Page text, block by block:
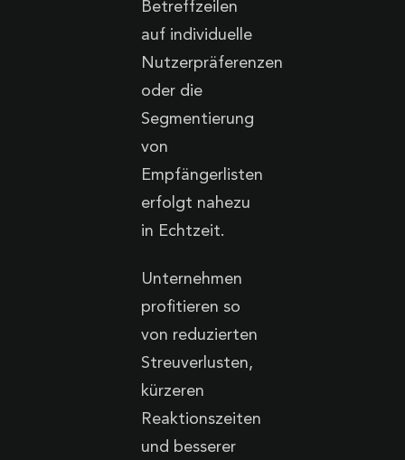
Betreffzeilen
auf individuelle
Nutzerpräferenzen
oder die
Segmentierung
von
Empfängerlisten
erfolgt nahezu
in Echtzeit.
Unternehmen
profitieren so
von reduzierten
Streuverlusten,
kürzeren
Reaktionszeiten
und besserer